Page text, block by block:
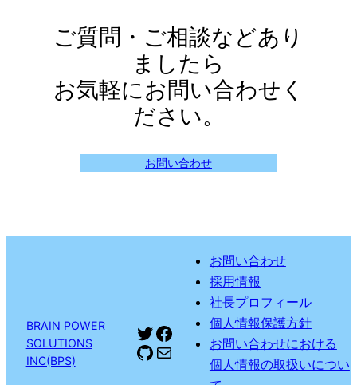
ご質問・ご相談などあり
ましたら
お気軽にお問い合わせく
ださい。
お問い合わせ
BRAIN POWER
SOLUTIONS
INC(BPS)
Twitter
Facebook
GitHub
メール
お問い合わせ
採用情報
社長プロフィール
個人情報保護方針
お問い合わせにおける
個人情報の取扱いについ